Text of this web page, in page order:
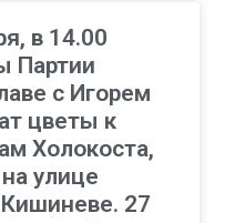
в 14.00
Партии
с Игорем
цветы к
Холокоста,
улице
27